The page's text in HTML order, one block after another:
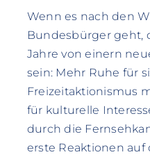
Wenn es nach den
Bundesbürger geht,
Jahre von einern
sein: Mehr Ruhe für
Freizeitaktionismus
für kulturelle
durch die
erste Reaktionen